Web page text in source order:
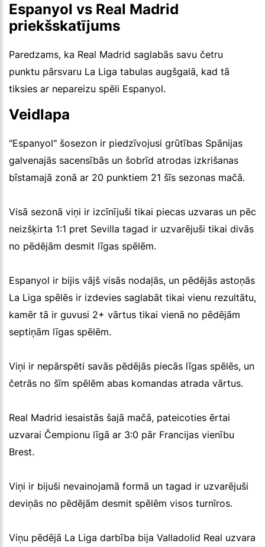
Espanyol vs Real Madrid
priekšskatījums
Paredzams, ka Real Madrid saglabās savu četru
punktu pārsvaru La Liga tabulas augšgalā, kad tā
tiksies ar nepareizu spēli Espanyol.
Veidlapa
"Espanyol" šosezon ir piedzīvojusi grūtības Spānijas
galvenajās sacensībās un šobrīd atrodas izkrišanas
bīstamajā zonā ar 20 punktiem 21 šīs sezonas mačā.
Visā sezonā viņi ir izcīnījuši tikai piecas uzvaras un pēc
neizšķirta 1:1 pret Sevilla tagad ir uzvarējuši tikai divās
no pēdējām desmit līgas spēlēm.
Espanyol ir bijis vājš visās nodaļās, un pēdējās astoņās
La Liga spēlēs ir izdevies saglabāt tikai vienu rezultātu,
kamēr tā ir guvusi 2+ vārtus tikai vienā no pēdējām
septiņām līgas spēlēm.
Viņi ir nepārspēti savās pēdējās piecās līgas spēlēs, un
četrās no šīm spēlēm abas komandas atrada vārtus.
Real Madrid iesaistās šajā mačā, pateicoties ērtai
uzvarai Čempionu līgā ar 3:0 pār Francijas vienību
Brest.
Viņi ir bijuši nevainojamā formā un tagad ir uzvarējuši
deviņās no pēdējām desmit spēlēm visos turnīros.
Viņu pēdējā La Liga darbība bija Valladolid Real uzvara